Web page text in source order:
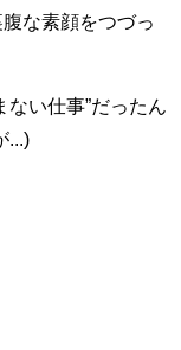
な素顔をつづっ
い仕事”だったん
...)